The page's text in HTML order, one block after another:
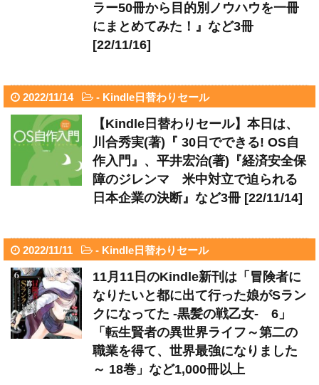
ラー50冊から目的別ノウハウを一冊
にまとめてみた！』など3冊
[22/11/16]
2022/11/14 - Kindle日替わりセール
【Kindle日替わりセール】本日は、
川合秀実(著)『 30日でできる! OS自
作入門』、平井宏治(著)『経済安全保
障のジレンマ 米中対立で迫られる
日本企業の決断』など3冊 [22/11/14]
2022/11/11 - Kindle日替わりセール
11月11日のKindle新刊は「冒険者に
なりたいと都に出て行った娘がSラン
クになってた -黒髪の戦乙女- 6」
「転生賢者の異世界ライフ～第二の
職業を得て、世界最強になりました
～ 18巻」など1,000冊以上